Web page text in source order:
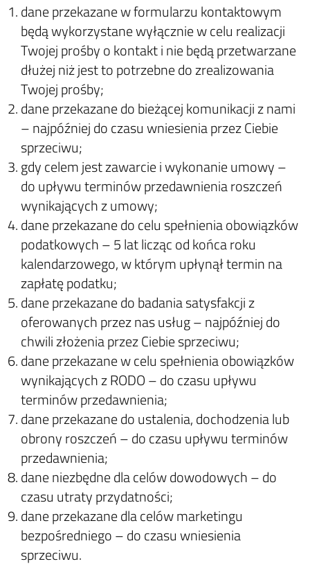
dane przekazane w formularzu kontaktowym
będą wykorzystane wyłącznie w celu realizacji
Twojej prośby o kontakt i nie będą przetwarzane
dłużej niż jest to potrzebne do zrealizowania
Twojej prośby;
dane przekazane do bieżącej komunikacji z nami
– najpóźniej do czasu wniesienia przez Ciebie
sprzeciwu;
gdy celem jest zawarcie i wykonanie umowy –
do upływu terminów przedawnienia roszczeń
wynikających z umowy;
dane przekazane do celu spełnienia obowiązków
podatkowych – 5 lat licząc od końca roku
kalendarzowego, w którym upłynął termin na
zapłatę podatku;
dane przekazane do badania satysfakcji z
oferowanych przez nas usług – najpóźniej do
chwili złożenia przez Ciebie sprzeciwu;
dane przekazane w celu spełnienia obowiązków
wynikających z RODO – do czasu upływu
terminów przedawnienia;
dane przekazane do ustalenia, dochodzenia lub
obrony roszczeń – do czasu upływu terminów
przedawnienia;
dane niezbędne dla celów dowodowych – do
czasu utraty przydatności;
dane przekazane dla celów marketingu
bezpośredniego – do czasu wniesienia
sprzeciwu.